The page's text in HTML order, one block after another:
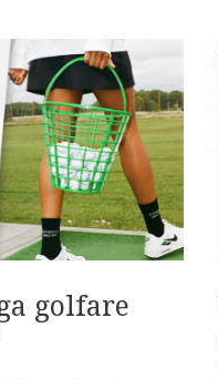
golfare